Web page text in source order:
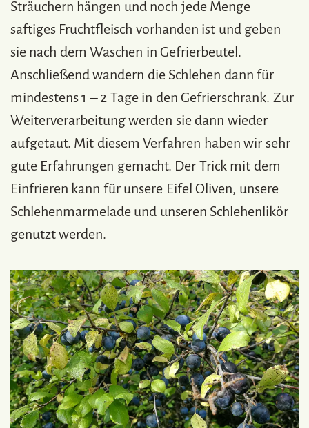
Sträuchern hängen und noch jede Menge
saftiges Fruchtfleisch vorhanden ist und geben
sie nach dem Waschen in Gefrierbeutel.
Anschließend wandern die Schlehen dann für
mindestens 1 – 2 Tage in den Gefrierschrank. Zur
Weiterverarbeitung werden sie dann wieder
aufgetaut. Mit diesem Verfahren haben wir sehr
gute Erfahrungen gemacht. Der Trick mit dem
Einfrieren kann für unsere Eifel Oliven, unsere
Schlehenmarmelade und unseren Schlehenlikör
genutzt werden.